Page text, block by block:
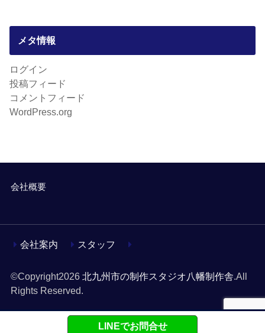
メタ情報
ログイン
投稿フィード
コメントフィード
WordPress.org
会社概要
会社案内 スタッフ
©Copyright2026 北九州市の制作スタジオ八幡制作舎.All
Rights Reserved.
LINEでお問合せ